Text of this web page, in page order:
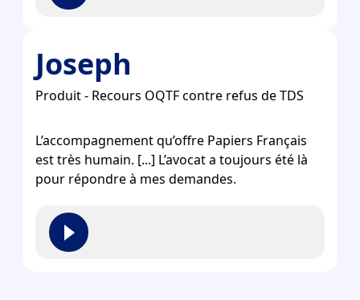
Joseph
Produit - Recours OQTF contre refus de TDS
L’accompagnement qu’offre Papiers Français
est très humain. [...] L’avocat a toujours été là
pour répondre à mes demandes.